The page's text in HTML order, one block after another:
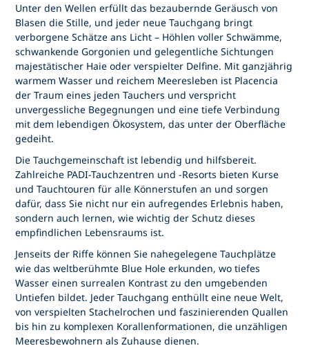
Unter den Wellen erfüllt das bezaubernde Geräusch von
Blasen die Stille, und jeder neue Tauchgang bringt
verborgene Schätze ans Licht – Höhlen voller Schwämme,
schwankende Gorgonien und gelegentliche Sichtungen
majestätischer Haie oder verspielter Delfine. Mit ganzjährig
warmem Wasser und reichem Meeresleben ist Placencia
der Traum eines jeden Tauchers und verspricht
unvergessliche Begegnungen und eine tiefe Verbindung
mit dem lebendigen Ökosystem, das unter der Oberfläche
gedeiht.
Die Tauchgemeinschaft ist lebendig und hilfsbereit.
Zahlreiche PADI-Tauchzentren und -Resorts bieten Kurse
und Tauchtouren für alle Könnerstufen an und sorgen
dafür, dass Sie nicht nur ein aufregendes Erlebnis haben,
sondern auch lernen, wie wichtig der Schutz dieses
empfindlichen Lebensraums ist.
Jenseits der Riffe können Sie nahegelegene Tauchplätze
wie das weltberühmte Blue Hole erkunden, wo tiefes
Wasser einen surrealen Kontrast zu den umgebenden
Untiefen bildet. Jeder Tauchgang enthüllt eine neue Welt,
von verspielten Stachelrochen und faszinierenden Quallen
bis hin zu komplexen Korallenformationen, die unzähligen
Meeresbewohnern als Zuhause dienen.